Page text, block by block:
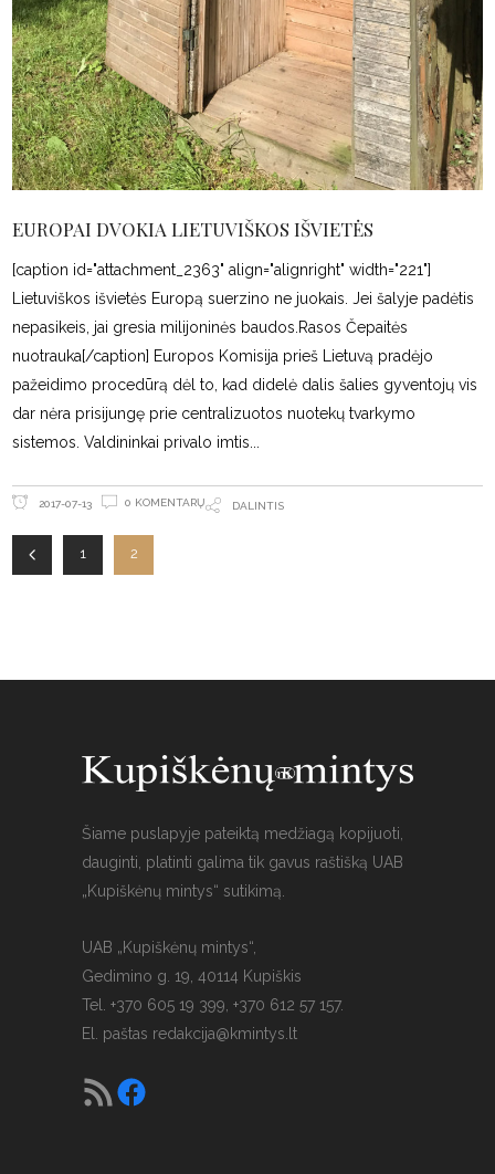
EUROPAI DVOKIA LIETUVIŠKOS IŠVIETĖS
[caption id="attachment_2363" align="alignright" width="221"]
Lietuviškos išvietės Europą suerzino ne juokais. Jei šalyje padėtis
nepasikeis, jai gresia milijoninės baudos.Rasos Čepaitės
nuotrauka[/caption] Europos Komisija prieš Lietuvą pradėjo
pažeidimo procedūrą dėl to, kad didelė dalis šalies gyventojų vis
dar nėra prisijungę prie centralizuotos nuotekų tvarkymo
sistemos. Valdininkai privalo imtis
2017-07-13 0 KOMENTARŲ DALINTIS
1 2
Šiame puslapyje pateiktą medžiagą kopijuoti,
dauginti, platinti galima tik gavus raštišką UAB
„Kupiškėnų mintys“ sutikimą.
UAB „Kupiškėnų mintys“,
Gedimino g. 19, 40114 Kupiškis
Tel. +370 605 19 399, +370 612 57 157.
El. paštas redakcija@kmintys.lt